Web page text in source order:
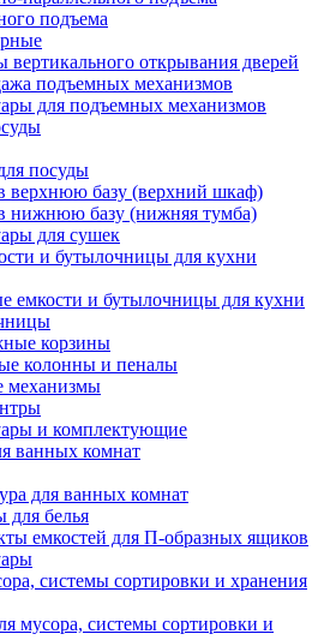
подъема
вертикального открывания дверей
подъемных механизмов
для подъемных механизмов
посуды
верхнюю базу (верхний шкаф)
нижнюю базу (нижняя тумба)
для сушек
и бутылочницы для кухни
емкости и бутылочницы для кухни
корзины
колонны и пеналы
механизмы
и комплектующие
ванных комнат
для ванных комнат
для белья
емкостей для П-образных ящиков
системы сортировки и хранения
мусора, системы сортировки и